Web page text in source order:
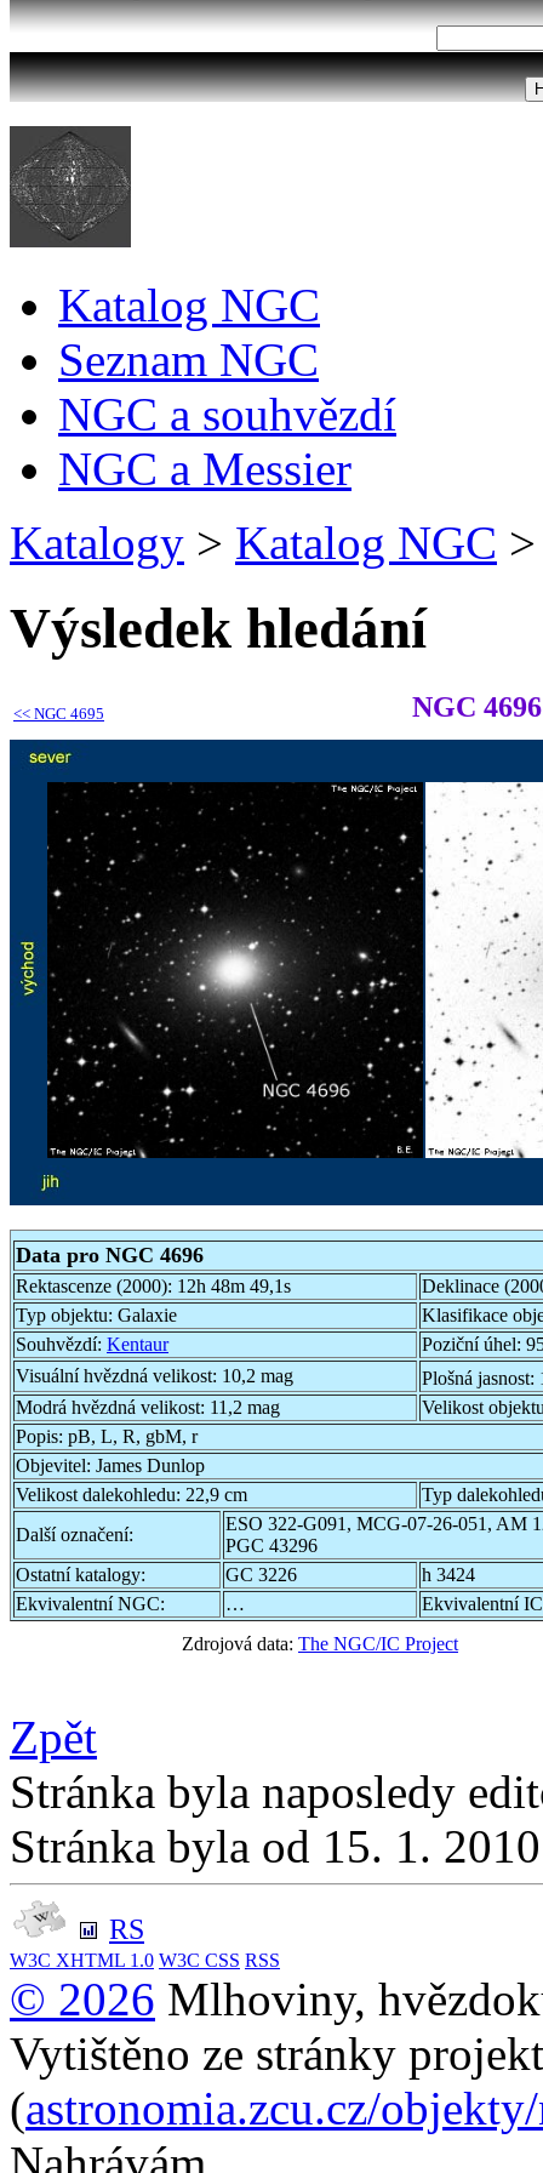
Katalog NGC
Seznam NGC
NGC a souhvězdí
NGC a Messier
Katalogy > Katalog NGC >
Výsledek hledání
<< NGC 4695 NGC 4696
Data pro NGC 4696
Rektascenze (2000): 12h 48m 49,1s
Deklinace
Typ objektu: Galaxie
Klasifikace
Souhvězdí: Kentaur Poziční úhel:
Visuální hvězdná velikost: 10,2 mag Plošná jasnost:
Modrá hvězdná velikost: 11,2 mag
Velikost
Popis: pB, L, R, gbM, r
Objevitel: James Dunlop
Velikost dalekohledu: 22,9 cm
Typ
Další označení:
ESO 322-G091, MCG-07-26-051, AM
PGC 43296
Ostatní katalogy:
GC 3226
h 3424
Ekvivalentní NGC:
…
Ekvivalentní
Zdrojová data: The NGC/IC Project
Zpět
Stránka byla naposledy
Stránka byla od 15. 1.
RS
W3C XHTML 1.0 W3C CSS RSS
© 2026 Mlhoviny,
Vytištěno ze stránky
(astronomia.zcu.cz/
Nahrávám...